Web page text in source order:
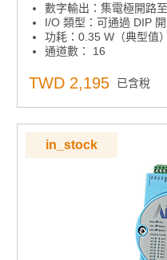
數字輸出：集電極開路
I/O 類型：可通過 DIP
功耗：0.35 W（典型值
通道數： 16
TWD 2,195 已含稅
in_stock